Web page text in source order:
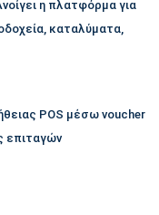
η πλατφόρμα για
καταλύματα,
POS μέσω voucher
επιταγών